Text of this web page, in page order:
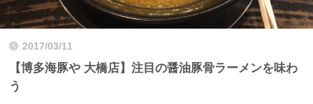
2017/03/11
【博多海豚や 大橋店】注目の醤油豚骨ラーメンを味わ
う